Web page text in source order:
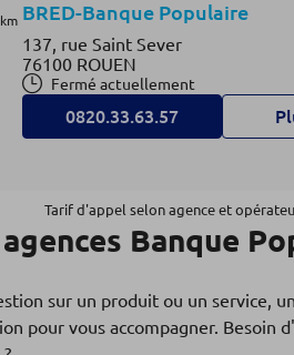
BRED-Banque Populaire
137, rue Saint Sever
76100 ROUEN
Fermé actuellement
0820.33.63.57
Agence SOTTEVILLE
BRED-Banque Populaire
76300 SOTTEVILLE LES ROUEN
Fermé actuellement
Tarif d'appel selon agence et
Banque
sur un produit ou un service,
pour vous accompagner. Besoin